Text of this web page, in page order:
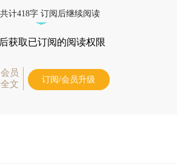
计418字 订阅后继续阅读
后获取已订阅的阅读权限
员
文
订阅/会员升级